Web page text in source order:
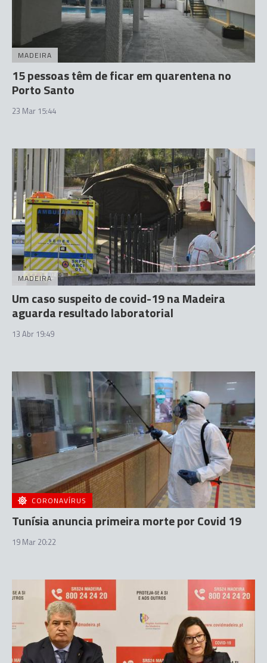
MADEIRA
15 pessoas têm de ficar em quarentena no
Porto Santo
23 Mar 15:44
MADEIRA
Um caso suspeito de covid-19 na Madeira
aguarda resultado laboratorial
13 Abr 19:49
CORONAVÍRUS
Tunísia anuncia primeira morte por Covid 19
19 Mar 20:22